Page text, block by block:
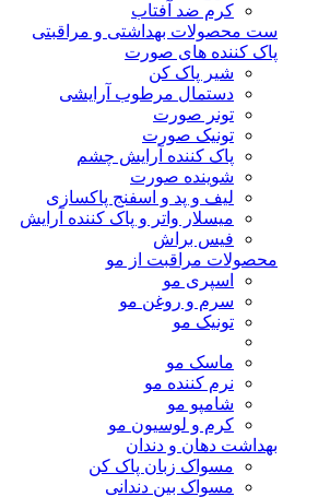
کرم ضد آفتاب
ست محصولات بهداشتی و مراقبتی
پاک کننده های صورت
شیر پاک کن
دستمال مرطوب آرایشی
تونر صورت
تونیک صورت
پاک کننده آرایش چشم
شوینده صورت
لیف و پد و اسفنج پاکسازی
میسلار واتر و پاک کننده آرایش
فیس براش
محصولات مراقبت از مو
اسپری مو
سرم و روغن مو
تونیک مو
ماسک مو
نرم کننده مو
شامپو مو
کرم و لوسیون مو
بهداشت دهان و دندان
مسواک زبان پاک کن
مسواک بین دندانی